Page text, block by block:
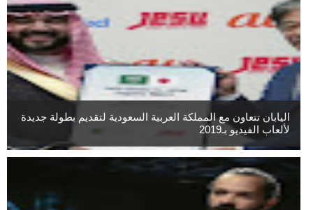
اليابان تتعاون مع المملكة العربية السعودية لتقديم بطولة جديدة
لألعاب الفيديو بـ2019